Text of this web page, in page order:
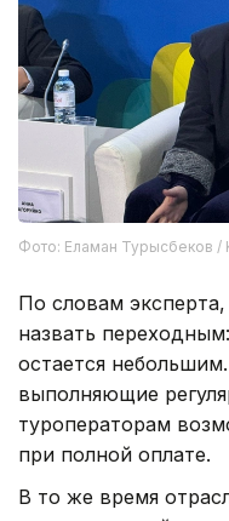
Фото: Еламан Турысбеков /
По словам
назвать
остается
выполняющие
туроператорам
при полной оплате.
В то же время